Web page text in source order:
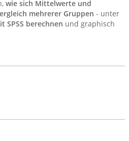
wie sich Mittelwerte und
mehrerer Gruppen - unter
SPSS berechnen und graphisch